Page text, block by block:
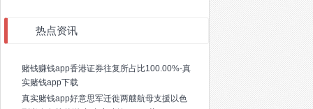
热点资讯
赌钱赚钱app香港证券往复所占比100.00%-真
实赌钱app下载
真实赌钱app好意思军迁徙两艘航母支援以色